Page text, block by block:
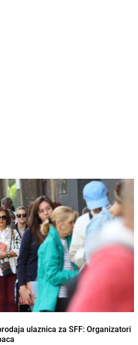
ulaznica za SFF: Organizatori